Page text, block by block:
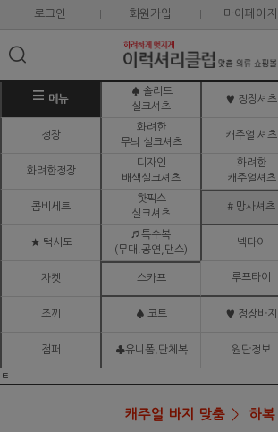
로그인 회원가입 마이페이지
메뉴
♠ 솔리드
실크셔츠
♥ 정장셔츠
정장
화려한
무늬 실크셔츠
캐주얼 셔츠
화려한정장
디자인
배색실크셔츠
화려한
캐주얼셔츠
콤비세트
핫픽스
실크셔츠
# 망사셔츠
★ 턱시도
♬ 특수복
(무대.공연,댄스)
넥타이
자켓 스카프 루프타이
조끼 ♠ 코트 ♥ 정장바지
점퍼 ♣유니폼,단체복 원단정보
ㅌ
캐주얼 바지 맞춤 하복